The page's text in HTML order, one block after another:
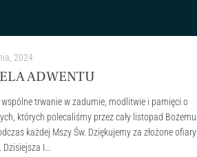
2024
ADWENTU
wspólne trwanie w zadumie, modlitwie i pamięci o
których polecaliśmy przez cały listopad Bożemu
każdej Mszy Św. Dziękujemy za złożone ofiary
I...